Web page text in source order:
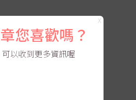
X
您喜歡嗎？
以收到更多資訊喔